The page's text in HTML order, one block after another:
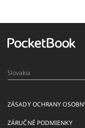
ZÁSADY OCHRANY
ZÁRUČNÉ PODMIENKY
Slovakia